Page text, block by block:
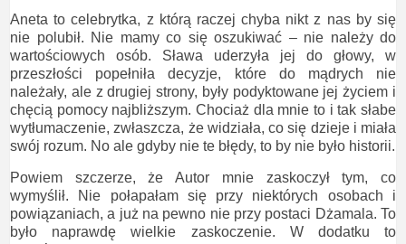
Aneta to celebrytka, z którą raczej chyba nikt z nas by się
nie polubił. Nie mamy co się oszukiwać – nie należy do
wartościowych osób. Sława uderzyła jej do głowy, w
przeszłości popełniła decyzje, które do mądrych nie
należały, ale z drugiej strony, były podyktowane jej życiem i
chęcią pomocy najbliższym. Chociaż dla mnie to i tak słabe
wytłumaczenie, zwłaszcza, że widziała, co się dzieje i miała
swój rozum. No ale gdyby nie te błędy, to by nie było historii.
Powiem szczerze, że Autor mnie zaskoczył tym, co
wymyślił. Nie połapałam się przy niektórych osobach i
powiązaniach, a już na pewno nie przy postaci Dżamala. To
było naprawdę wielkie zaskoczenie. W dodatku to